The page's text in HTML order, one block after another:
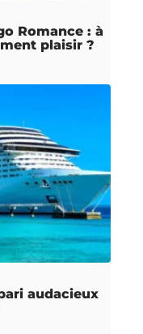
Romance : à
plaisir ?
audacieux